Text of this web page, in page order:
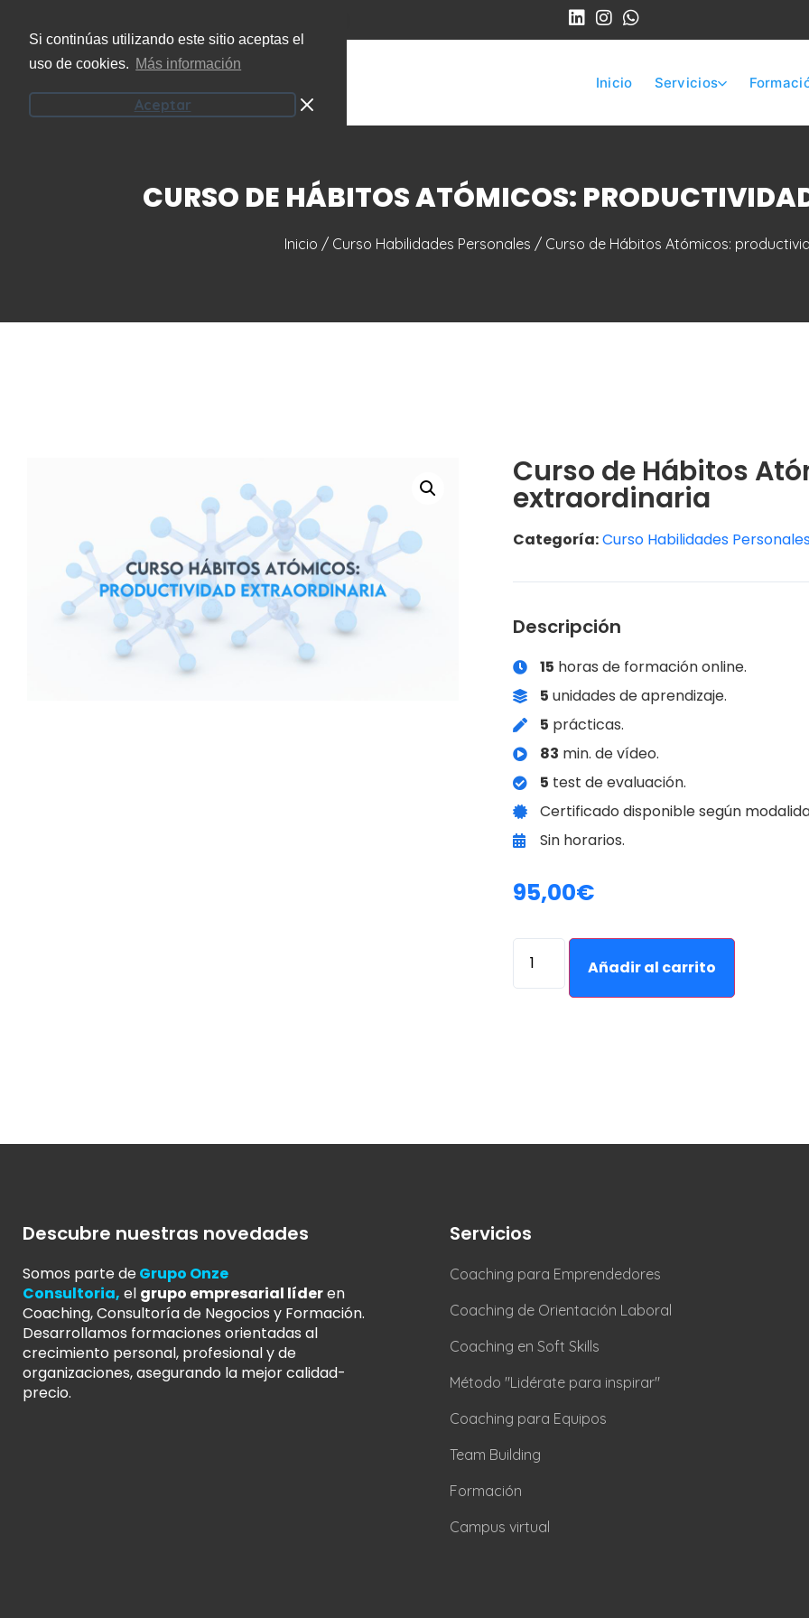
Si continúas utilizando este sitio aceptas el
uso de cookies. Más información
Aceptar
Inicio Servicios
CURSO DE HÁBITOS ATÓMICOS:
Inicio / Curso Habilidades Personales / Curso de Hábitos Atómicos:
Curso de Hábitos
extraordinaria
Categoría:Curso Habilidades
Descripción
15 horas de formación online.
5 unidades de aprendizaje.
5 prácticas.
83 min. de vídeo.
5 test de evaluación.
Certificado disponible según
Sin horarios.
95,00€
Añadir al carrito
Alternative:
Descubre nuestras novedades
Somos parte deGrupo Onze
Consultoria, el grupo empresarial líderen
Coaching, Consultoría de Negocios y Formación.
Desarrollamos formaciones orientadas al
crecimiento personal, profesional y de
organizaciones, asegurando la mejor calidad-
precio.
Servicios
Coaching para Emprendedores
Coaching de Orientación Laboral
Coaching en Soft Skills
Método "Lidérate para inspirar"
Coaching para Equipos
Team Building
Formación
Campus virtual